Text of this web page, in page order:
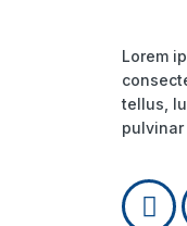
Lorem
tellus,